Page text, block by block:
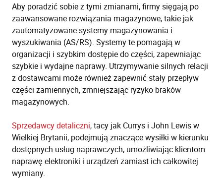
Aby poradzić sobie z tymi zmianami, firmy sięgają po
zaawansowane rozwiązania magazynowe, takie jak
zautomatyzowane systemy magazynowania i
wyszukiwania (AS/RS). Systemy te pomagają w
organizacji i szybkim dostępie do części, zapewniając
szybkie i wydajne naprawy. Utrzymywanie silnych relacji
z dostawcami może również zapewnić stały przepływ
części zamiennych, zmniejszając ryzyko braków
magazynowych.
Sprzedawcy detaliczni, tacy jak Currys i John Lewis w
Wielkiej Brytanii, podejmują znaczące wysiłki w kierunku
dostępnych usług naprawczych, umożliwiając klientom
naprawę elektroniki i urządzeń zamiast ich całkowitej
wymiany.